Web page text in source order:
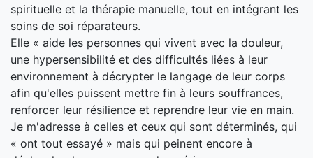
spirituelle et la thérapie manuelle, tout en intégrant les
soins de soi réparateurs.
Elle « aide les personnes qui vivent avec la douleur,
une hypersensibilité et des difficultés liées à leur
environnement à décrypter le langage de leur corps
afin qu'elles puissent mettre fin à leurs souffrances,
renforcer leur résilience et reprendre leur vie en main.
Je m'adresse à celles et ceux qui sont déterminés, qui
« ont tout essayé » mais qui peinent encore à